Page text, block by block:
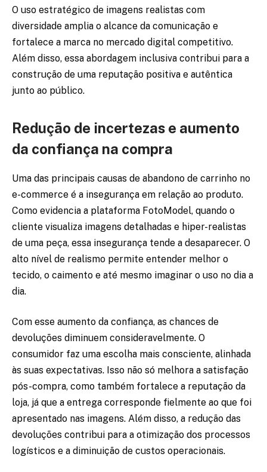
O uso estratégico de imagens realistas com
diversidade amplia o alcance da comunicação e
fortalece a marca no mercado digital competitivo.
Além disso, essa abordagem inclusiva contribui para a
construção de uma reputação positiva e autêntica
junto ao público.
Redução de incertezas e aumento
da confiança na compra
Uma das principais causas de abandono de carrinho no
e-commerce é a insegurança em relação ao produto.
Como evidencia a plataforma FotoModel, quando o
cliente visualiza imagens detalhadas e hiper-realistas
de uma peça, essa insegurança tende a desaparecer. O
alto nível de realismo permite entender melhor o
tecido, o caimento e até mesmo imaginar o uso no dia a
dia.
Com esse aumento da confiança, as chances de
devoluções diminuem consideravelmente. O
consumidor faz uma escolha mais consciente, alinhada
às suas expectativas. Isso não só melhora a satisfação
pós-compra, como também fortalece a reputação da
loja, já que a entrega corresponde fielmente ao que foi
apresentado nas imagens. Além disso, a redução das
devoluções contribui para a otimização dos processos
logísticos e a diminuição de custos operacionais.